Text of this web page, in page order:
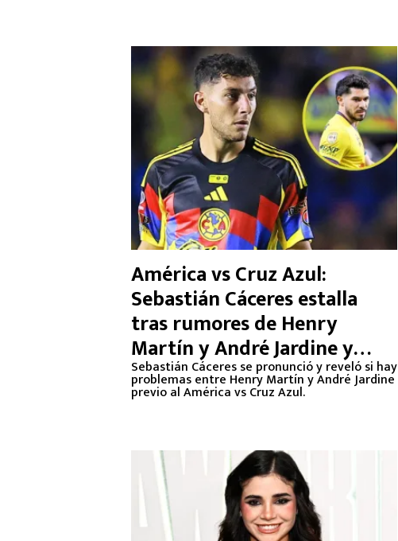
América vs Cruz Azul:
Sebastián Cáceres estalla
tras rumores de Henry
Martín y André Jardine y
cuenta la verdad
Sebastián Cáceres se pronunció y reveló si hay
problemas entre Henry Martín y André Jardine
previo al América vs Cruz Azul.